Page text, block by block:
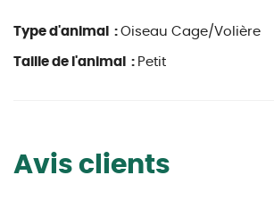
Type d'animal : Oiseau Cage/Volière
Taille de l'animal : Petit
Avis clients